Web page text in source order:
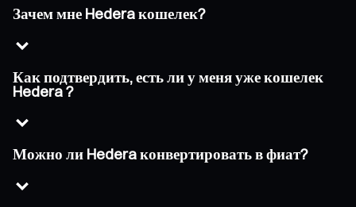
Зачем мне Hedera кошелек?
Как подтвердить, есть ли у меня уже кошелек
Hedera ?
Можно ли Hedera конвертировать в фиат?